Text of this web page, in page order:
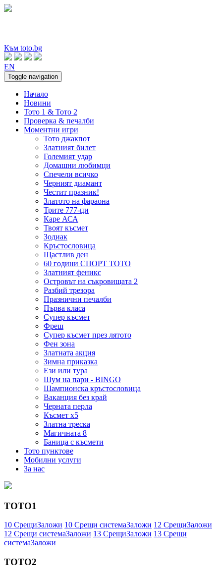
Към toto.bg
EN
Toggle navigation
Начало
Новини
Тото 1 & Тото 2
Проверка & печалби
Моментни игри
Тото джакпот
Златният билет
Големият удар
Домашни любимци
Спечели всичко
Черният диамант
Честит празник!
Златото на фараона
Трите 777-ци
Каре АСА
Твоят късмет
Зодиак
Кръстословица
Щастлив ден
60 години СПОРТ ТОТО
Златният феникс
Островът на съкровищата 2
Разбий трезора
Празнични печалби
Първа класа
Супер късмет
Фреш
Супер късмет през лятото
Фен зона
Златната акция
Зимна приказка
Ези или тура
Шум на пари - BINGO
Шампионска кръстословица
Ваканция без край
Черната перла
Късмет х5
Златна треска
Магичната 8
Баница с късмети
Тото пунктове
Мобилни услуги
За нас
ТОТО1
10 СрещиЗаложи 10 Срещи системаЗаложи 12 СрещиЗаложи
12 Срещи системаЗаложи 13 СрещиЗаложи 13 Срещи
системаЗаложи
ТОТО2